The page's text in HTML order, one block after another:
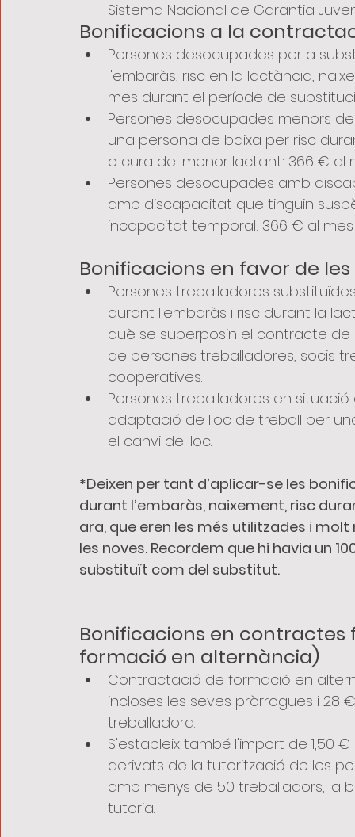
Sistema Nacional de Garantia
Bonificacions a la
Persones desocupades per a
l'embaràs, risc en la lactància,
mes durant el període de
Persones desocupades menors
una persona de baixa per risc
o cura del menor lactant: 366 € al
Persones desocupades amb
amb discapacitat que tinguin
incapacitat temporal: 366 € al
Bonificacions en favor de
Persones treballadores
durant l'embaràs i risc durant la
què se superposin el contracte
de persones treballadores, socis
cooperatives.
Persones treballadores en
adaptació de lloc de treball per
el canvi de lloc.
*Deixen per tant d’aplicar-se les
durant l’embaràs, naixement, risc
ara, que eren les més utilitzades i
les noves. Recordem que hi havia un
substituït com del substitut.
Bonificacions en
formació en alternància)
Contractació de formació en
incloses les seves pròrrogues i
treballadora.
S'estableix també l'import de 1,50
derivats de la tutorització de les
amb menys de 50 treballadors,
tutoria.